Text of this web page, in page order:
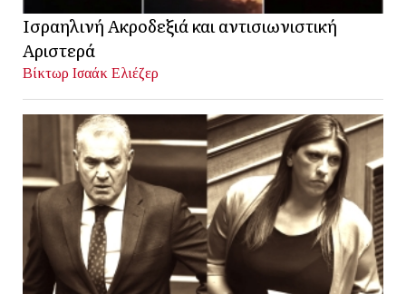
Ισραηλινή Ακροδεξιά και αντισιωνιστική
Αριστερά
Βίκτωρ Ισαάκ Ελιέζερ